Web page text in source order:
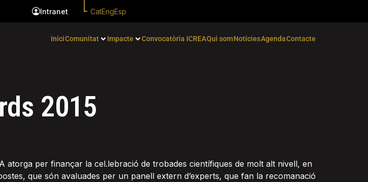
Intranet CatEngEsp
IniciComunitat Impacte Convocatòria ICREAQui somNotíciesAgendaContacte
2015
atorga per finançar la cel.lebració de trobades científiques de molt alt nivell, en
que són avaluades per un panell extern d’experts, que fan la recomanació